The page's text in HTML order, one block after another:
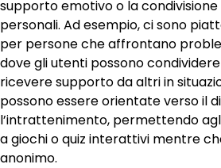
supporto emotivo o la
personali. Ad esempio, ci sono
per persone che affrontano
dove gli utenti possono
ricevere supporto da altri in
possono essere orientate verso il
l’intrattenimento, permettendo
a giochi o quiz interattivi mentre
anonimo.